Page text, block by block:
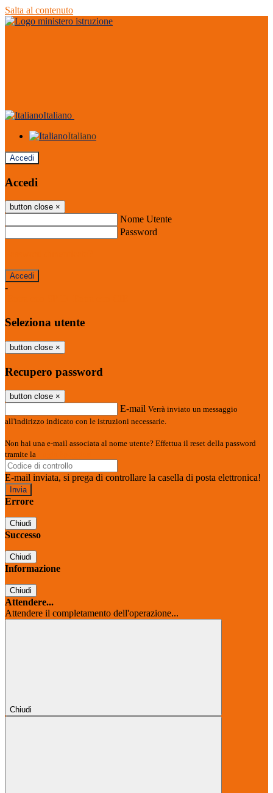
Salta al contenuto
Italiano
Italiano
Accedi
Accedi
button close ×
Nome Utente
Password
-
Seleziona utente
button close ×
Recupero password
button close ×
E-mail Verrà inviato un messaggio
all'indirizzo indicato con le istruzioni necessarie.
Non hai una e-mail associata al nome utente? Effettua il reset della password
tramite la
E-mail inviata, si prega di controllare la casella di posta elettronica!
Errore
Chiudi
Successo
Chiudi
Informazione
Chiudi
Attendere...
Attendere il completamento dell'operazione...
Chiudi